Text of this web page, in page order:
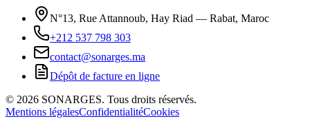
N°13, Rue Attannoub, Hay Riad — Rabat, Maroc
+212 537 798 303
contact@sonarges.ma
Dépôt de facture en ligne
© 2026 SONARGES. Tous droits réservés.
Mentions légalesConfidentialitéCookies